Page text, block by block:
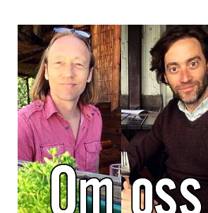
Cajunkrydder, mildt
Cajunkrydder, sterkt
Estragon
Guindillas
Herbes de Provence
Kjørvel
Krøderens husmannsmiks